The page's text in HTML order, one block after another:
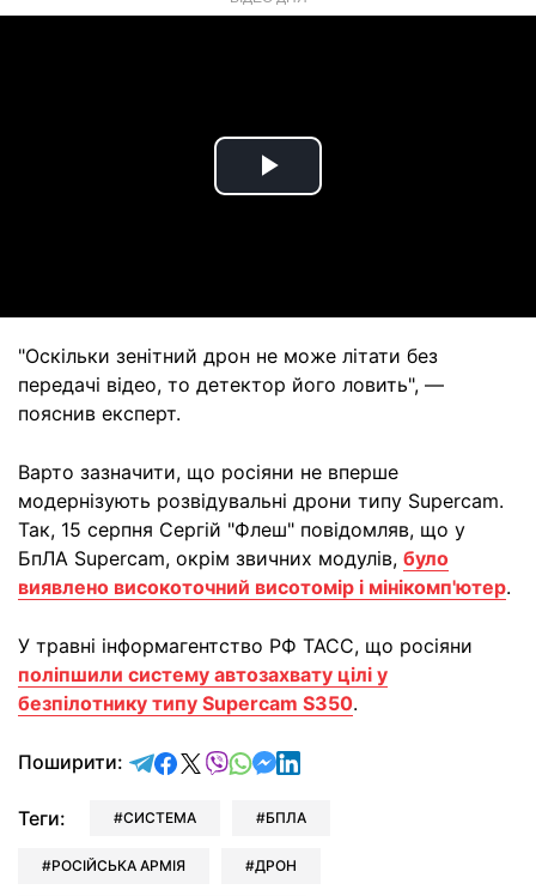
Play
"Оскільки зенітний дрон не може літати без
передачі відео, то детектор його ловить", —
пояснив експерт.
Варто зазначити, що росіяни не вперше
модернізують розвідувальні дрони типу Supercam.
Так, 15 серпня Сергій "Флеш" повідомляв, що у
БпЛА Supercam, окрім звичних модулів, було
виявлено високоточний висотомір і мінікомп'ютер.
У травні інформагентство РФ ТАСС, що росіяни
поліпшили систему автозахвату цілі у
безпілотнику типу Supercam S350.
Поширити: відправити у Telegram
поділитись у Facebook
поділитись у X
відправити у Viber
відправити у Whatsapp
відправити у Messenger
відправити у LinkedIn
Теги: СИСТЕМА БПЛА
РОСІЙСЬКА АРМІЯ ДРОН